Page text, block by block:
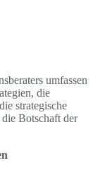
umfassen
die
strategische
Botschaft der